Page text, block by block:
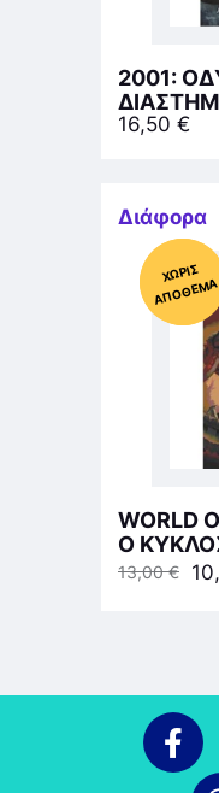
2001:
16,50 €
Διάφορα
ΠΡΟΣΦΟΡΆ!
Χ
ΩΡΊΣ
Α
Π
Ό
ΘΕ
ΜΑ
WORLD
Ο
13,00€